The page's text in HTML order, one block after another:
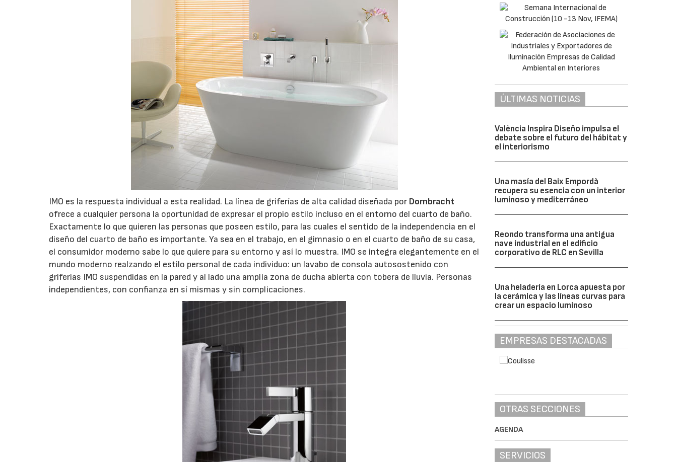
IMO es la respuesta individual a esta realidad. La línea de griferías de alta calidad diseñada por Dornbracht
ofrece a cualquier persona la oportunidad de expresar el propio estilo incluso en el entorno del cuarto de baño.
Exactamente lo que quieren las personas que poseen estilo, para las cuales el sentido de la independencia en el
diseño del cuarto de baño es importante. Ya sea en el trabajo, en el gimnasio o en el cuarto de baño de su casa,
el consumidor moderno sabe lo que quiere para su entorno y así lo muestra. IMO se integra elegantemente en el
mundo moderno realzando el estilo personal de cada individuo: un lavabo de consola autosostenido con
griferías IMO suspendidas en la pared y al lado una amplia zona de ducha abierta con tobera de lluvia. Personas
independientes, con confianza en sí mismas y sin complicaciones.
ÚLTIMAS NOTICIAS
València Inspira Diseño impulsa el
debate sobre el futuro del hábitat y
el interiorismo
Una masía del Baix Empordà
recupera su esencia con un interior
luminoso y mediterráneo
Reondo transforma una antigua
nave industrial en el edificio
corporativo de RLC en Sevilla
Una heladería en Lorca apuesta por
la cerámica y las líneas curvas para
crear un espacio luminoso
EMPRESAS DESTACADAS
OTRAS SECCIONES
AGENDA
SERVICIOS